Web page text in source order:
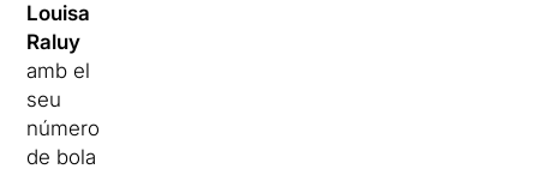
Louisa
Raluy
amb el
seu
número
de bola